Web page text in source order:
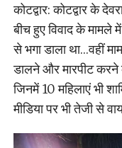
कोटद्वार: कोटद्वार के
बीच हुए विवाद के मामले
से भगा डाला था…वहीं
डालने और मारपीट करने
जिनमें 10 महिलाएं भी
मीडिया पर भी तेजी से